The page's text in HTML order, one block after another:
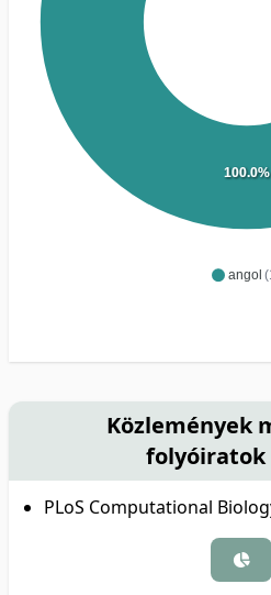
angol
100.0%
Közlemények
folyóiratok
PLoS Computational